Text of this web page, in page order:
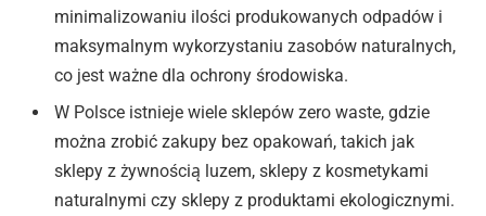
minimalizowaniu ilości produkowanych odpadów i
maksymalnym wykorzystaniu zasobów naturalnych,
co jest ważne dla ochrony środowiska.
W Polsce istnieje wiele sklepów zero waste, gdzie
można zrobić zakupy bez opakowań, takich jak
sklepy z żywnością luzem, sklepy z kosmetykami
naturalnymi czy sklepy z produktami ekologicznymi.